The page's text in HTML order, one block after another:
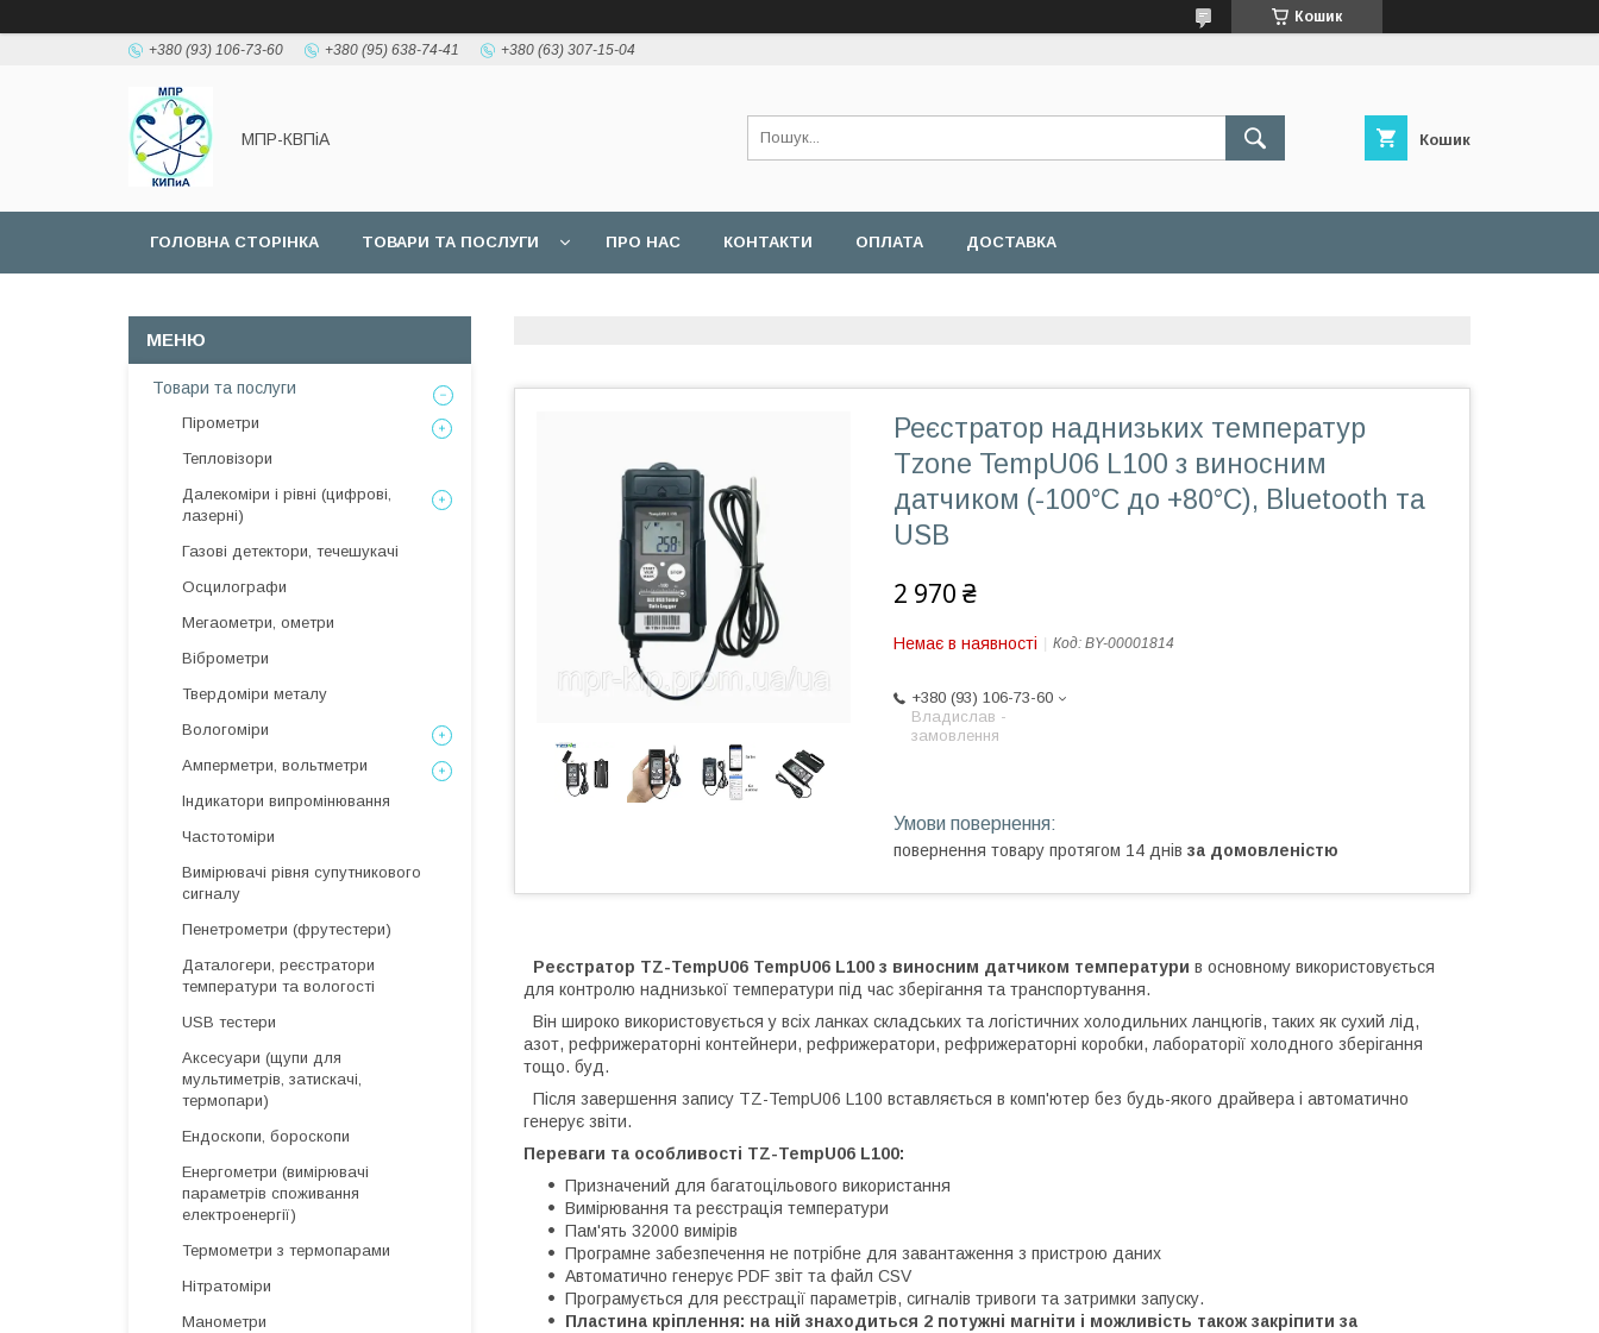
Кошик
+380 (93) 106-73-60 +380 (95) 638-74-41 +380 (63) 307-15-04
МПР-КВПіА Кошик
ГОЛОВНА СТОРІНКА ТОВАРИ ТА ПОСЛУГИ ПРО НАС КОНТАКТИ ОПЛАТА ДОСТАВКА
Реєстратор наднизьких температур
Tzone TempU06 L100 з виносним
датчиком (-100°C до +80°C), Bluetooth та
USB
2 970 ₴
Немає в наявності Код: BY-00001814
+380 (93) 106-73-60
Владислав -
замовлення
повернення товару протягом 14 днів за домовленістю
Реєстратор TZ-TempU06 TempU06 L100 з виносним датчиком температури в основному використовується
для контролю наднизької температури під час зберігання та транспортування.
Він широко використовується у всіх ланках складських та логістичних холодильних ланцюгів, таких як сухий лід,
азот, рефрижераторні контейнери, рефрижератори, рефрижераторні коробки, лабораторії холодного зберігання
тощо. буд.
Після завершення запису TZ-TempU06 L100 вставляється в комп'ютер без будь-якого драйвера і автоматично
генерує звіти.
Переваги та особливості TZ-TempU06 L100:
Призначений для багатоцільового використання
Вимірювання та реєстрація температури
Пам'ять 32000 вимірів
Програмне забезпечення не потрібне для завантаження з пристрою даних
Автоматично генерує PDF звіт та файл CSV
Програмується для реєстрації параметрів, сигналів тривоги та затримки запуску.
Пластина кріплення: на ній знаходиться 2 потужні магніти і можливість також закріпити за
Товари та послуги
Пірометри
Тепловізори
Далекоміри і рівні (цифрові,
лазерні)
Газові детектори, течешукачі
Осцилографи
Мегаометри, ометри
Віброметри
Твердоміри металу
Вологоміри
Амперметри, вольтметри
Індикатори випромінювання
Частотоміри
Вимірювачі рівня супутникового
сигналу
Пенетрометри (фрутестери)
Даталогери, реєстратори
температури та вологості
USB тестери
Аксесуари (щупи для
мультиметрів, затискачі,
термопари)
Ендоскопи, бороскопи
Енергометри (вимірювачі
параметрів споживання
електроенергії)
Термометри з термопарами
Нітратоміри
Манометри